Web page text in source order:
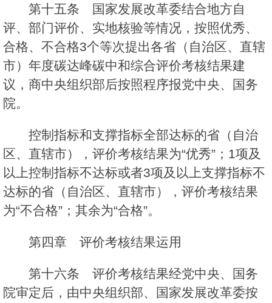
第十五条 国家发展改革委结合地方自
评、部门评价、实地核验等情况，按照优秀、
合格、不合格3个等次提出各省（自治区、直辖
市）年度碳达峰碳中和综合评价考核结果建
议，商中央组织部后按照程序报党中央、国务
院。
控制指标和支撑指标全部达标的省（自治
区、直辖市），评价考核结果为“优秀”；1项及
以上控制指标不达标或者3项及以上支撑指标不
达标的省（自治区、直辖市），评价考核结果
为“不合格”；其余为“合格”。
第四章 评价考核结果运用
第十六条 评价考核结果经党中央、国务
院审定后，由中央组织部、国家发展改革委按